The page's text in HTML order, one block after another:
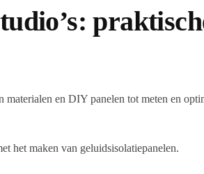
en DIY panelen tot meten en